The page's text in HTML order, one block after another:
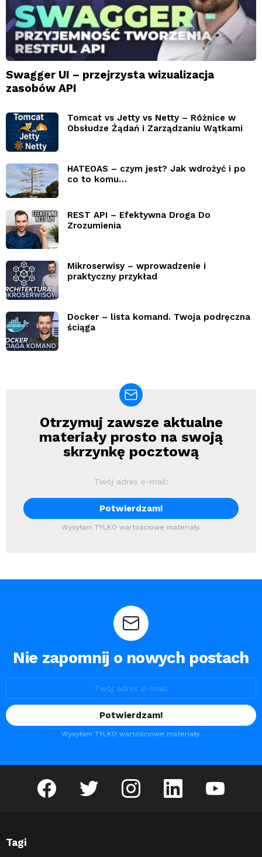
Swagger UI – przejrzysta wizualizacja
zasobów API
Tomcat vs Jetty vs Netty – Różnice w
Obsłudze Żądań i Zarządzaniu Wątkami
HATEOAS – czym jest? Jak wdrożyć i po
co to komu…
REST API – Efektywna Droga Do
Zrozumienia
Mikroserwisy – wprowadzenie i
praktyczny przykład
Docker – lista komand. Twoja podręczna
ściąga
Newsletter
Otrzymuj zawsze aktualne
materiały prosto na swoją
skrzynkę pocztową
Wysyłam TYLKO wartościowe materiały.
Nie zapomnij o nowych postach
Wysyłam TYLKO wartościowe materiały.
facebook twitter instagram linkedin youtube
Tagi